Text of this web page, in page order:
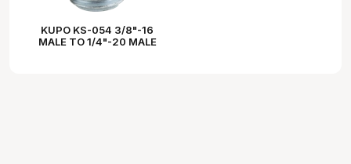
KUPO KS-054 3/8"-16
MALE TO 1/4"-20 MALE